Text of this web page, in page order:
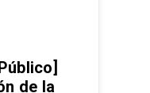
de la